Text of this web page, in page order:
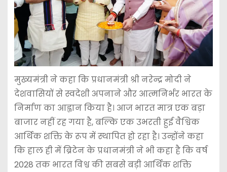
मुख्यमंत्री ने कहा कि प्रधानमंत्री श्री नरेन्द्र मोदी ने
देशवासियों से स्वदेशी अपनाने और आत्मनिर्भर भारत के
निर्माण का आह्वान किया है। आज भारत मात्र एक बड़ा
बाजार नहीं रह गया है, बल्कि एक उभरती हुई वैश्विक
आर्थिक शक्ति के रूप में स्थापित हो रहा है। उन्होंने कहा
कि हाल ही में ब्रिटेन के प्रधानमंत्री ने भी कहा है कि वर्ष
2028 तक भारत विश्व की सबसे बड़ी आर्थिक शक्ति